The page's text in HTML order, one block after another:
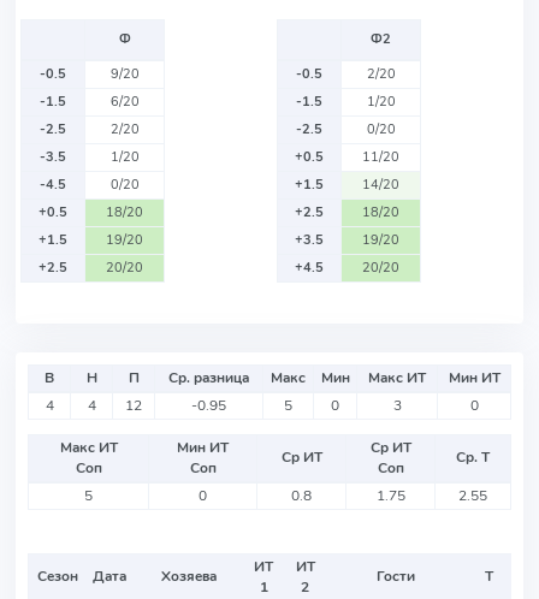
Ф
-0.5
9/20
-1.5
6/20
-2.5
2/20
-3.5
1/20
-4.5
0/20
+0.5
18/20
+1.5
19/20
+2.5
20/20
Ф2
-0.5
2/20
-1.5
1/20
-2.5
0/20
+0.5
11/20
+1.5
14/20
+2.5
18/20
+3.5
19/20
+4.5
20/20
В Н П Ср. разница Макс Мин Макс ИТ
Мин ИТ
4
4 12 -0.95 5 0 3 0
Макс ИТ
Соп
Мин ИТ
Соп
Ср ИТ
Ср ИТ
Соп
Ср. Т
5
0 0.8 1.75 2.55
Сезон Дата Хозяева
ИТ
1
ИТ
2
Гости Т